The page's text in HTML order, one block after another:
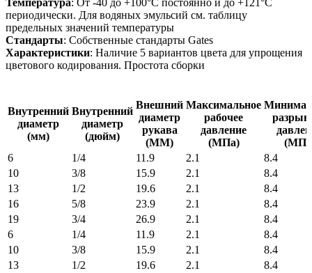
периодически. Для водяных эмульсий см. таблицу
предельных значений температуры
Стандарты: Собственные стандарты Gates
Характеристики: Наличие 5 вариантов цвета для упрощения
цветового кодирования. Простота сборки
Внутренний
диаметр
(мм)
Внутренний
диаметр
(дюйм)
Внешний
диаметр
рукава
(MM)
Максимальное
рабочее
давление
(МПа)
6
1/4 11.9 2.1
8.4
10
3/8 15.9 2.1
8.4
13
1/2 19.6 2.1
8.4
16
5/8 23.9 2.1
8.4
19
3/4 26.9 2.1
8.4
6
1/4 11.9 2.1
8.4
10
3/8 15.9 2.1
8.4
13
1/2 19.6 2.1
8.4